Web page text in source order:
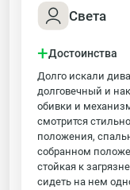
Света
+Достоинства
Долго искали
долговечный и
обивки и
смотрится
положения,
собранном
стойкая к
сидеть на нем